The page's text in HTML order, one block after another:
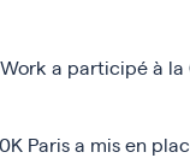
a participé à la
Paris a mis en